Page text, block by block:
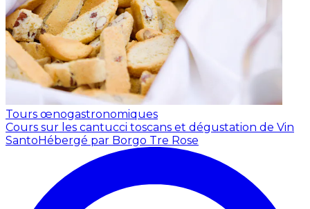
Tours œnogastronomiques
Cours sur les cantucci toscans et dégustation de Vin
Santo Hébergé par Borgo Tre Rose